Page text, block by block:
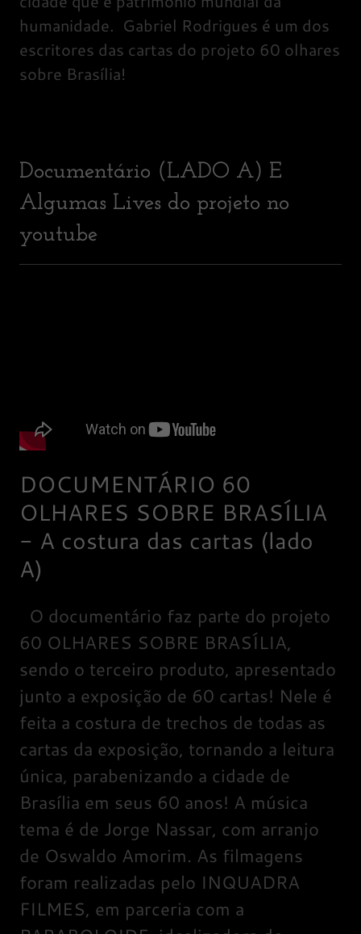
humanidade. Gabriel Rodrigues é um dos
escritores das cartas do projeto 60 olhares
sobre Brasília!
Documentário (LADO A) E
Algumas Lives do projeto no
youtube
DOCUMENTÁRIO 60
OLHARES SOBRE BRASÍLIA
- A costura das cartas (lado
A)
O documentário faz parte do projeto
60 OLHARES SOBRE BRASÍLIA,
sendo o terceiro produto, apresentado
junto a exposição de 60 cartas! Nele é
feita a costura de trechos de todas as
cartas da exposição, tornando a leitura
única, parabenizando a cidade de
Brasília em seus 60 anos! A música
tema é de Jorge Nassar, com arranjo
de Oswaldo Amorim. As filmagens
foram realizadas pelo INQUADRA
FILMES, em parceria com a